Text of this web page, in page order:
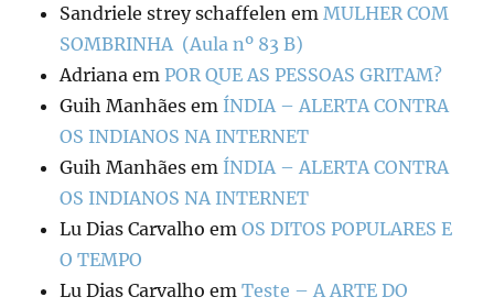
Sandriele strey schaffelen em MULHER COM
SOMBRINHA (Aula nº 83 B)
Adriana em POR QUE AS PESSOAS GRITAM?
Guih Manhães em ÍNDIA – ALERTA CONTRA
OS INDIANOS NA INTERNET
Guih Manhães em ÍNDIA – ALERTA CONTRA
OS INDIANOS NA INTERNET
Lu Dias Carvalho emOS DITOS POPULARES E
O TEMPO
Lu Dias Carvalho emTeste – A ARTE DO